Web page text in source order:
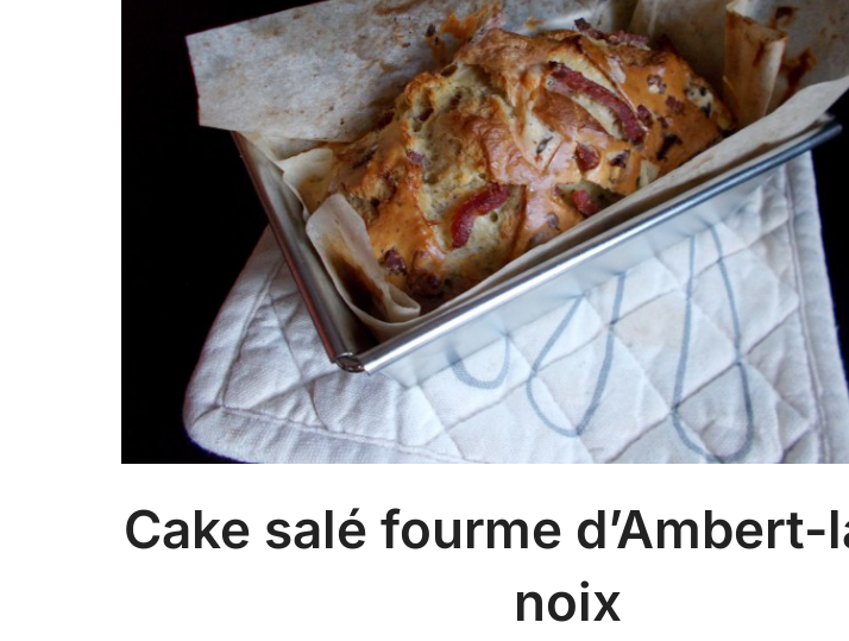
Cake salé fourme
noix